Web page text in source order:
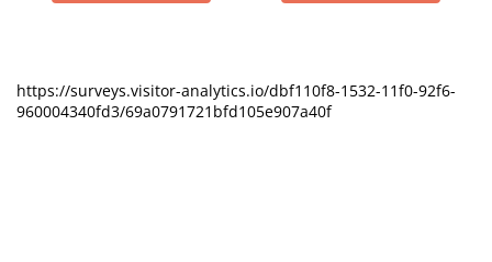
https://surveys.visitor-analytics.io/dbf110f8-1532-11f0-92f6-
960004340fd3/69a0791721bfd105e907a40f